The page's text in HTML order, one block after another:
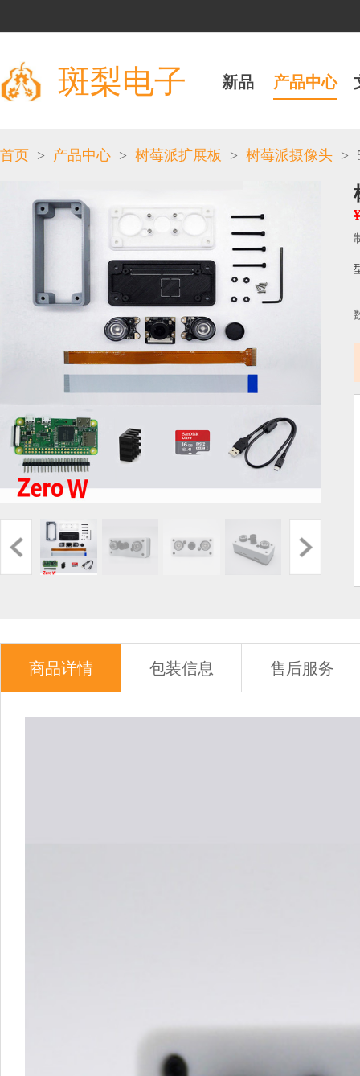
斑梨电子 新品 产品中心
首页 > 产品中心 > 树莓派扩展板 > 树莓派摄像头 >
商品详情 包装信息 售后服务